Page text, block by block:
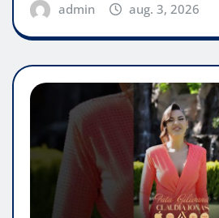
admin aug. 3, 2026